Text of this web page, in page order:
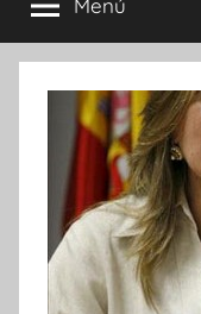
Noticias
Menú